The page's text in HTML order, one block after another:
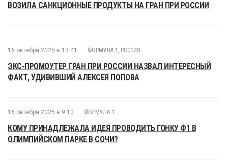
ВОЗИЛА САНКЦИОННЫЕ ПРОДУКТЫ НА ГРАН ПРИ РОССИИ
16 октября 2025 в 13:41 ФОРМУЛА 1 , РОССИЯ
ЭКС-ПРОМОУТЕР ГРАН ПРИ РОССИИ НАЗВАЛ ИНТЕРЕСНЫЙ
ФАКТ, УДИВИВШИЙ АЛЕКСЕЯ ПОПОВА
16 октября 2025 в 9:10 ФОРМУЛА 1
КОМУ ПРИНАДЛЕЖАЛА ИДЕЯ ПРОВОДИТЬ ГОНКУ Ф1 В
ОЛИМПИЙСКОМ ПАРКЕ В СОЧИ?